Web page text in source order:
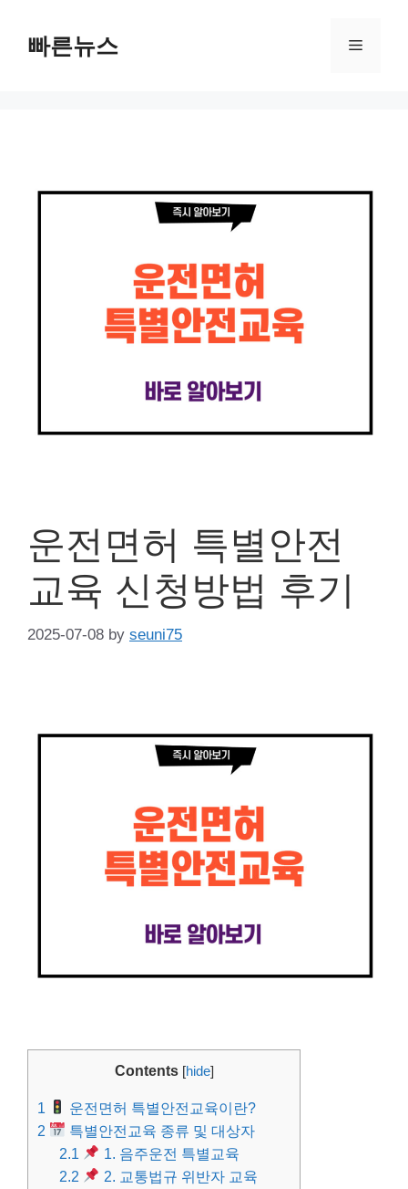
content
빠른뉴스 Menu
운전면허 특별안전
교육 신청방법 후기
2025-07-08 by seuni75
Contents [hide]
1
운전면허 특별안전교육이란?
2
특별안전교육 종류 및 대상자
2.1
1. 음주운전 특별교육
2.2
2. 교통법규 위반자 교육